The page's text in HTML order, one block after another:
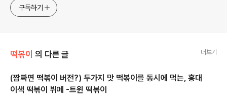
구독하기
떡볶이 의 다른 글 더보기
(짬짜면 떡볶이 버전?) 두가지 맛 떡볶이를 동시에 먹는, 홍대
이색 떡볶이 뷔페 -트윈 떡볶이